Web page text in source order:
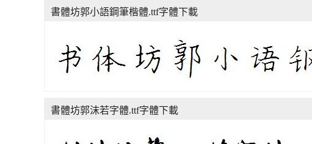
書體坊郭小語鋼筆楷體.ttf字體下載
書體坊郭沫若字體.ttf字體下載